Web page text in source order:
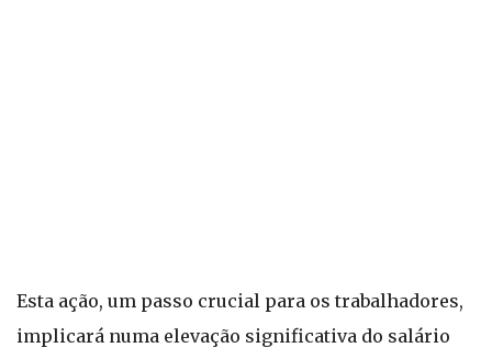
Esta ação, um passo crucial para os trabalhadores,
implicará numa elevação significativa do salário